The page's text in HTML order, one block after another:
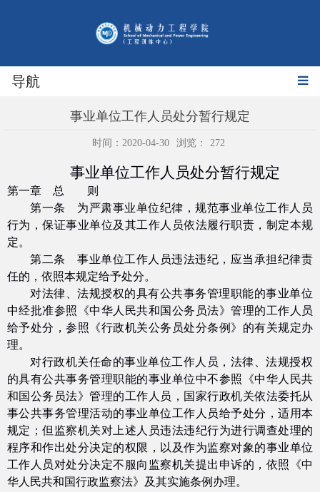
导航
事业单位工作人员处分暂行规定
时间：2020-04-30 浏览： 272
事业单位工作人员处分暂行规定
第一章 总 则
第一条 为严肃事业单位纪律，规范事业单位工作人员
行为，保证事业单位及其工作人员依法履行职责，制定本规
定。
第二条 事业单位工作人员违法违纪，应当承担纪律责
任的，依照本规定给予处分。
对法律、法规授权的具有公共事务管理职能的事业单位
中经批准参照《中华人民共和国公务员法》管理的工作人员
给予处分，参照《行政机关公务员处分条例》的有关规定办
理。
对行政机关任命的事业单位工作人员，法律、法规授权
的具有公共事务管理职能的事业单位中不参照《中华人民共
和国公务员法》管理的工作人员，国家行政机关依法委托从
事公共事务管理活动的事业单位工作人员给予处分，适用本
规定；但监察机关对上述人员违法违纪行为进行调查处理的
程序和作出处分决定的权限，以及作为监察对象的事业单位
工作人员对处分决定不服向监察机关提出申诉的，依照《中
华人民共和国行政监察法》及其实施条例办理。